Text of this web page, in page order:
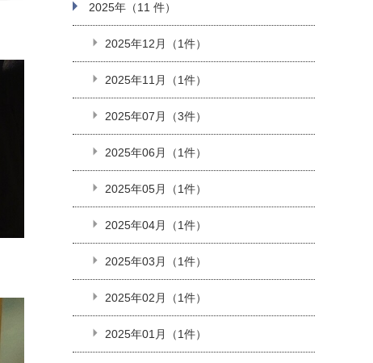
2025年（11 件）
2025年12月（1件）
2025年11月（1件）
2025年07月（3件）
2025年06月（1件）
2025年05月（1件）
2025年04月（1件）
2025年03月（1件）
2025年02月（1件）
2025年01月（1件）